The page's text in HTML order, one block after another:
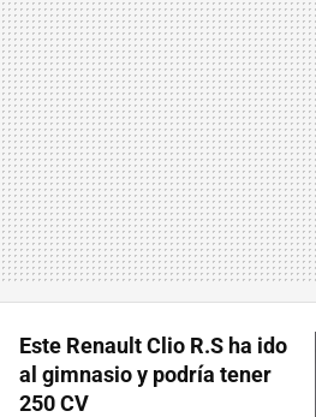
Este Renault Clio R.S ha ido
al gimnasio y podría tener
250 CV